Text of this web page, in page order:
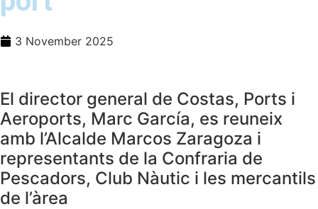
3 November 2025
El director general de Costas, Ports i
Aeroports, Marc García, es reuneix
amb l’Alcalde Marcos Zaragoza i
representants de la Confraria de
Pescadors, Club Nàutic i les mercantils
de l’àrea